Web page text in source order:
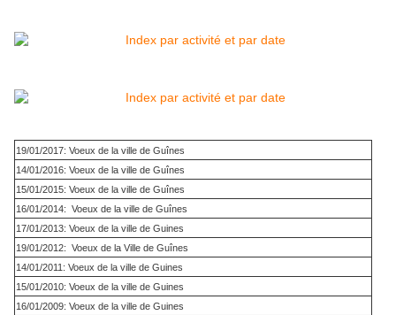
19/01/2017: Voeux de la ville de Guînes
14/01/2016: Voeux de la ville de Guînes
15/01/2015: Voeux de la ville de Guînes
16/01/2014: Voeux de la ville de Guînes
17/01/2013: Voeux de la ville de Guines
19/01/2012: Voeux de la Ville de Guînes
14/01/2011: Voeux de la ville de Guines
15/01/2010: Voeux de la ville de Guines
16/01/2009: Voeux de la ville de Guines